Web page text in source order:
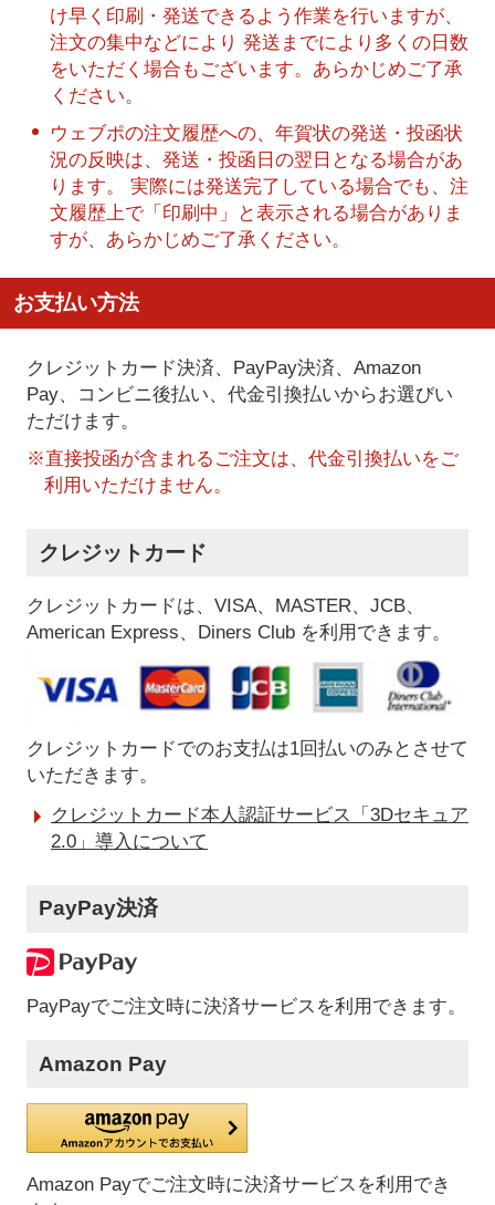
け早く印刷・発送できるよう作業を行いますが、
注文の集中などにより 発送までにより多くの日数
をいただく場合もございます。あらかじめご了承
ください。
ウェブポの注文履歴への、年賀状の発送・投函状
況の反映は、発送・投函日の翌日となる場合があ
ります。 実際には発送完了している場合でも、注
文履歴上で「印刷中」と表示される場合がありま
すが、あらかじめご了承ください。
お支払い方法
クレジットカード決済、PayPay決済、Amazon
Pay、コンビニ後払い、代金引換払いからお選びい
ただけます。
※直接投函が含まれるご注文は、代金引換払いをご
利用いただけません。
クレジットカード
クレジットカードは、VISA、MASTER、JCB、
American Express、Diners Club を利用できます。
クレジットカードでのお支払は1回払いのみとさせて
いただきます。
クレジットカード本人認証サービス「3Dセキュア
2.0」導入について
PayPay決済
PayPayでご注文時に決済サービスを利用できます。
Amazon Pay
Amazon Payでご注文時に決済サービスを利用でき